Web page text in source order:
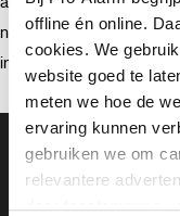
offline én online.
cookies. We
website goed te
meten we hoe de
ervaring kunnen
gebruiken we om
relevantere
daar toestemming
netwerkrecorder (2)
intercom (2)
Gratis bezorging
Gratis retourneren
Klanten geven ons